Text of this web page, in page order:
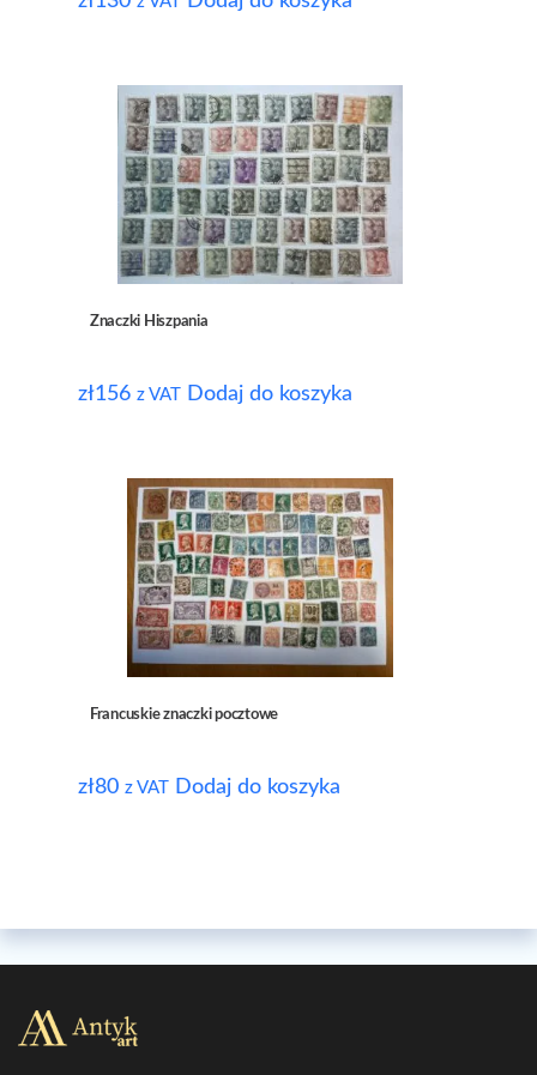
Znaczki Hiszpania
zł156 z VAT Dodaj do koszyka
Francuskie znaczki pocztowe
zł80 z VAT Dodaj do koszyka